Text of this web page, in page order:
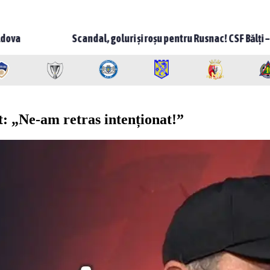
goluri și roșu pentru Rusnac! CSF Bălți – Milsami 2-1, meci
„Ne-am retras intenționat!”